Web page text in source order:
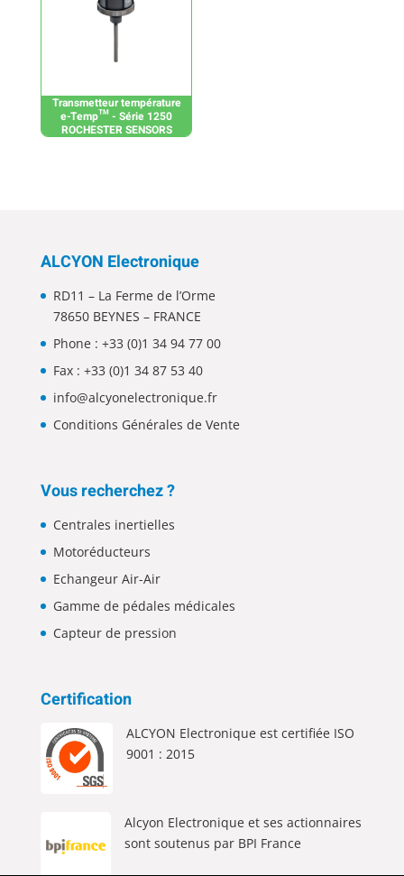
Transmetteur température
e-Temp™ - Série 1250
ROCHESTER SENSORS
ALCYON Electronique
RD11 – La Ferme de l’Orme
78650 BEYNES – FRANCE
Phone : +33 (0)1 34 94 77 00
Fax : +33 (0)1 34 87 53 40
info@alcyonelectronique.fr
Conditions Générales de Vente
Vous recherchez ?
Centrales inertielles
Motoréducteurs
Echangeur Air-Air
Gamme de pédales médicales
Capteur de pression
Certification
ALCYON Electronique est certifiée ISO
9001 : 2015
Alcyon Electronique et ses actionnaires
sont soutenus par BPI France